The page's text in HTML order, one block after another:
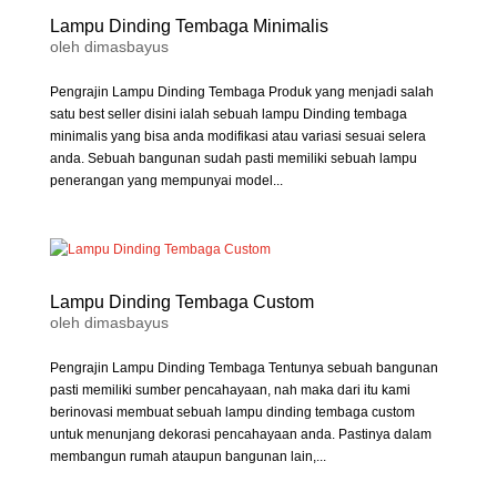
Lampu Dinding Tembaga Minimalis
oleh dimasbayus
Pengrajin Lampu Dinding Tembaga Produk yang menjadi salah
satu best seller disini ialah sebuah lampu Dinding tembaga
minimalis yang bisa anda modifikasi atau variasi sesuai selera
anda. Sebuah bangunan sudah pasti memiliki sebuah lampu
penerangan yang mempunyai model...
Lampu Dinding Tembaga Custom
oleh dimasbayus
Pengrajin Lampu Dinding Tembaga Tentunya sebuah bangunan
pasti memiliki sumber pencahayaan, nah maka dari itu kami
berinovasi membuat sebuah lampu dinding tembaga custom
untuk menunjang dekorasi pencahayaan anda. Pastinya dalam
membangun rumah ataupun bangunan lain,...